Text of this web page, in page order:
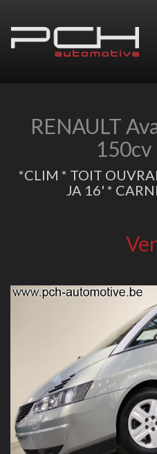
RENAULT
*CLIM * TOIT
JA 16' *
Previous